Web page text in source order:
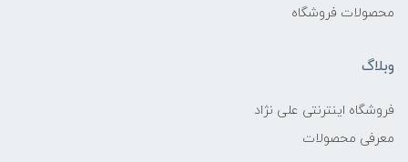
محصولات فروشگاه
وبلاگ
فروشگاه اینترنتی علی نژاد
معرفی محصولات